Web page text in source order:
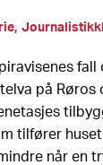
på Røros
tilfører
når en